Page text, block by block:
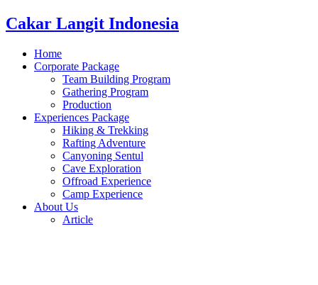
Cakar Langit Indonesia
Home
Corporate Package
Team Building Program
Gathering Program
Production
Experiences Package
Hiking & Trekking
Rafting Adventure
Canyoning Sentul
Cave Exploration
Offroad Experience
Camp Experience
About Us
Article